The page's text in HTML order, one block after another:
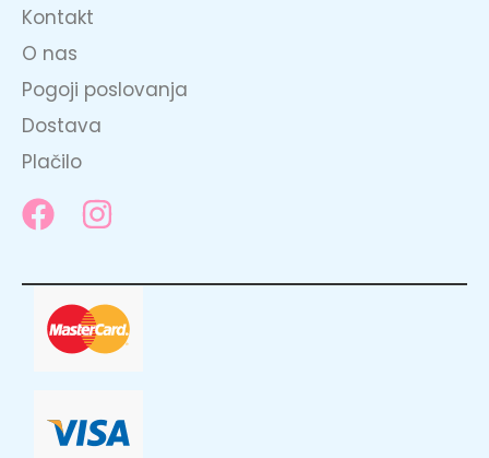
Kontakt
O nas
Pogoji poslovanja
Dostava
Plačilo